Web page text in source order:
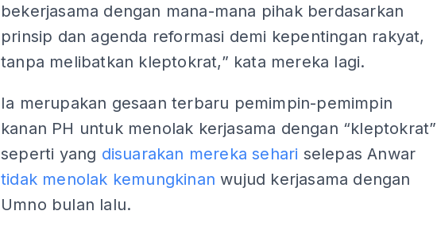
bekerjasama dengan mana-mana pihak berdasarkan
prinsip dan agenda reformasi demi kepentingan rakyat,
tanpa melibatkan kleptokrat,” kata mereka lagi.
Ia merupakan gesaan terbaru pemimpin-pemimpin
kanan PH untuk menolak kerjasama dengan “kleptokrat”
seperti yang disuarakan mereka sehari selepas Anwar
tidak menolak kemungkinan wujud kerjasama dengan
Umno bulan lalu.